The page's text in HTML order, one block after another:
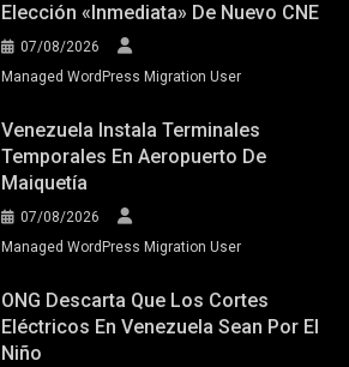
Elección «inmediata» De Nuevo CNE
07/08/2026
Managed WordPress Migration User
Venezuela Instala Terminales
Temporales En Aeropuerto De
Maiquetía
07/08/2026
Managed WordPress Migration User
ONG Descarta Que Los Cortes
Eléctricos En Venezuela Sean Por El
Niño